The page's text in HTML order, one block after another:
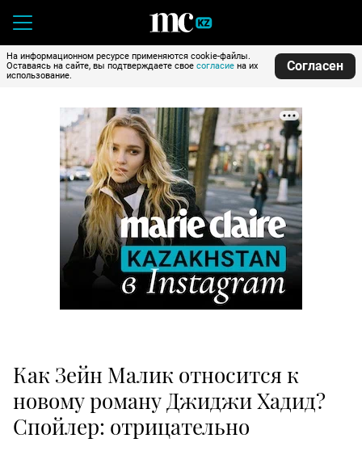
На информационном ресурсе применяются cookie-файлы.
Оставаясь на сайте, вы подтверждаете свое согласие на их
использование.
Согласен
Как Зейн Малик относится к
новому роману Джиджи Хадид?
Спойлер: отрицательно